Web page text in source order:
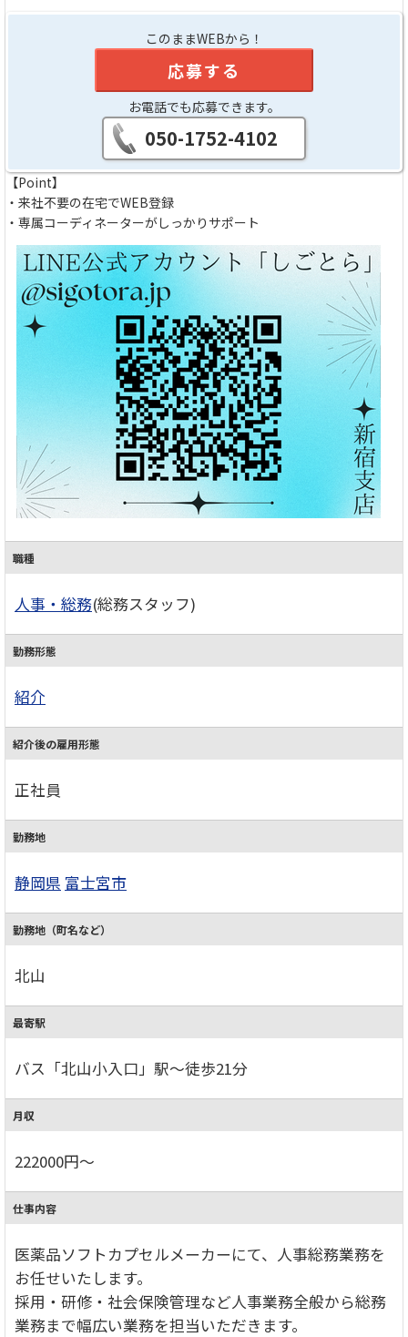
このままWEBから！
応募する
お電話でも応募できます。
050-1752-4102
【Point】
・来社不要の在宅でWEB登録
・専属コーディネーターがしっかりサポート
職種
人事・総務(総務スタッフ)
勤務形態
紹介
紹介後の雇用形態
正社員
勤務地
静岡県 富士宮市
勤務地（町名など）
北山
最寄駅
バス「北山小入口」駅～徒歩21分
月収
222000円～
仕事内容
医薬品ソフトカプセルメーカーにて、人事総務業務を
お任せいたします。
採用・研修・社会保険管理など人事業務全般から総務
業務まで幅広い業務を担当いただきます。